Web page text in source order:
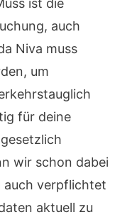
ist die
auch
Niva muss
um
für deine
wir schon dabei
auch verpflichtet
aktuell zu